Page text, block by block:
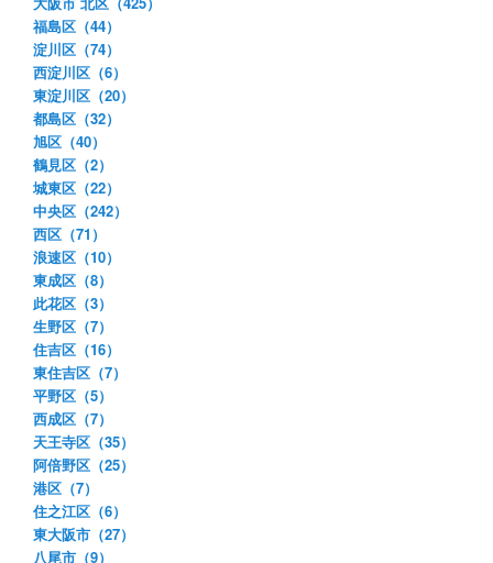
福島区（44）
淀川区（74）
西淀川区（6）
東淀川区（20）
都島区（32）
旭区（40）
鶴見区（2）
城東区（22）
中央区（242）
西区（71）
浪速区（10）
東成区（8）
此花区（3）
生野区（7）
住吉区（16）
東住吉区（7）
平野区（5）
西成区（7）
天王寺区（35）
阿倍野区（25）
港区（7）
住之江区（6）
東大阪市（27）
八尾市（9）